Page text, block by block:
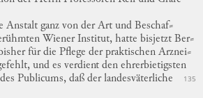
Anstalt ganz von der Art und Beschaf⸗
Wiener Institut, hatte bisjetzt Ber⸗
für die Pflege der praktischen Arznei⸗
und es verdient den ehrerbietigsten
135
Publicums, daß der landesväterliche